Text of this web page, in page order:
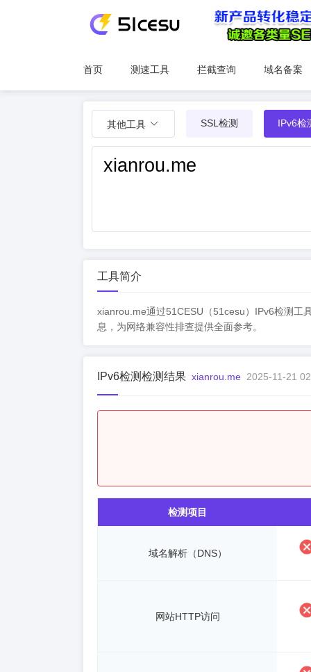
首页 测速工具 拦截查询 域名备案
其他工具 SSL检测 IPv6检
工具简介
xianrou.me通过51CESU（51cesu）IPv6检测工
息，为网络兼容性排查提供全面参考。
IPv6检测检测结果 xianrou.me 2025-11-21
检测项目
域名解析（DNS）
网站HTTP访问